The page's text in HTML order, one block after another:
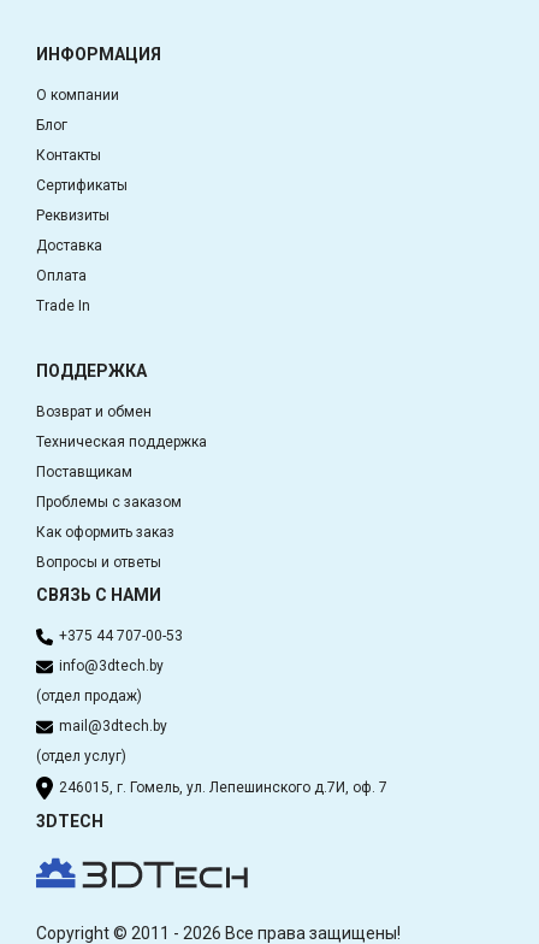
ИНФОРМАЦИЯ
О компании
Блог
Контакты
Сертификаты
Реквизиты
Доставка
Оплата
Trade In
ПОДДЕРЖКА
Возврат и обмен
Техническая поддержка
Поставщикам
Проблемы с заказом
Как оформить заказ
Вопросы и ответы
СВЯЗЬ С НАМИ
+375 44 707-00-53
info@3dtech.by
(отдел продаж)
mail@3dtech.by
(отдел услуг)
246015, г. Гомель, ул. Лепешинского д.7И, оф. 7
3DTECH
Copyright © 2011 - 2026 Все права защищены!